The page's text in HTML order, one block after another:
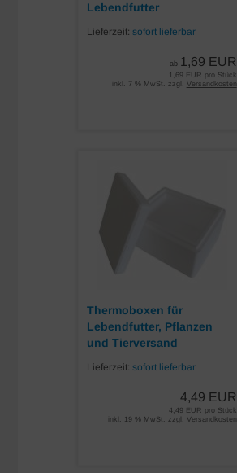
Lebendfutter
Lieferzeit:sofort lieferbar
ab 1,69 EUR
1,69 EUR pro Stück
inkl. 7 % MwSt. zzgl. Versandkosten
Thermoboxen für
Lebendfutter, Pflanzen
und Tierversand
Lieferzeit:sofort lieferbar
4,49 EUR
4,49 EUR pro Stück
inkl. 19 % MwSt. zzgl. Versandkosten